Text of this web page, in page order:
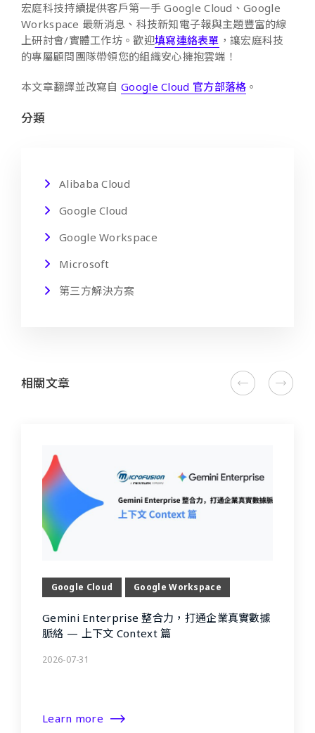
宏庭科技持續提供客戶第一手 Google Cloud、Google
Workspace 最新消息、科技新知電子報與主題豐富的線
上研討會/實體工作坊。歡迎填寫連絡表單 ，讓宏庭科技
的專屬顧問團隊帶領您的組織安心擁抱雲端！
本文章翻譯並改寫自 Google Cloud 官方部落格 。
分類
Alibaba Cloud
Google Cloud
Google Workspace
Microsoft
第三方解決方案
相關文章
Google Cloud Google Workspace
Gemini Enterprise 整合力，打通企業真實數據
脈絡 — 上下文 Context 篇
2026-07-31
Learn more